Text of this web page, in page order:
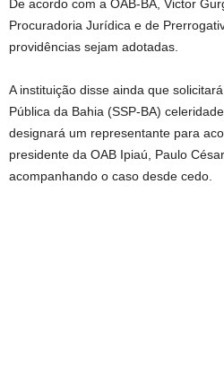
De acordo com a OAB-BA, Victor
Procuradoria Jurídica e de
providências sejam adotadas.
A instituição disse ainda que
Pública da Bahia (SSP-BA)
designará um representante para
presidente da OAB Ipiaú, Paulo
acompanhando o caso desde cedo.